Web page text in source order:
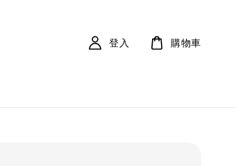
登入 購物車